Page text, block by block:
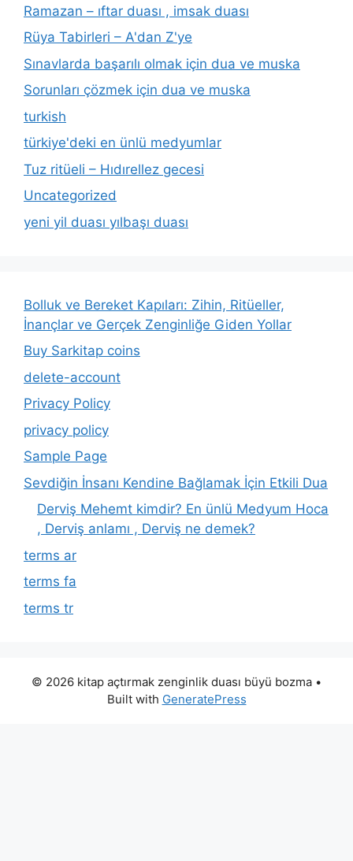
Ramazan – ıftar duası , imsak duası
Rüya Tabirleri – A'dan Z'ye
Sınavlarda başarılı olmak için dua ve muska
Sorunları çözmek için dua ve muska
turkish
türkiye'deki en ünlü medyumlar
Tuz ritüeli – Hıdırellez gecesi
Uncategorized
yeni yil duası yılbaşı duası
Bolluk ve Bereket Kapıları: Zihin, Ritüeller,
İnançlar ve Gerçek Zenginliğe Giden Yollar
Buy Sarkitap coins
delete-account
Privacy Policy
privacy policy
Sample Page
Sevdiğin İnsanı Kendine Bağlamak İçin Etkili Dua
Derviş Mehemt kimdir? En ünlü Medyum Hoca
, Derviş anlamı , Derviş ne demek?
terms ar
terms fa
terms tr
© 2026 kitap açtırmak zenginlik duası büyü bozma •
Built with GeneratePress